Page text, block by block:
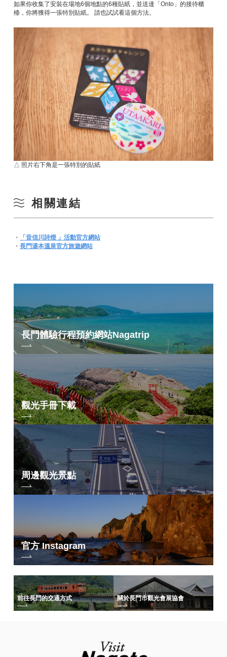
如果你收集了安裝在場地6個地點的6種貼紙，並送達「Onto」的接待櫃
檯，你將獲得一張特別貼紙。 請也試試看這個方法。
△ 照片右下角是一張特別的貼紙
相關連結
・
「音信川詩燈 」活動官方網站
・ 長門湯本溫泉官方旅遊網站
長門體驗行程預約網站Nagatrip
觀光手冊下載
周邊觀光景點
官方 Instagram
前往長門的交通方式 關於長門市觀光會展協會